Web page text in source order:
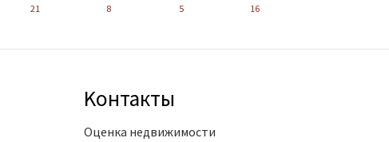
21 8 5 16
Kонтакты
Оценка недвижимости